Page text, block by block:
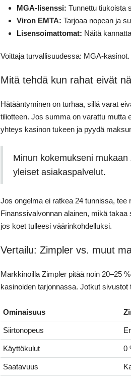
MGA-lisenssi: Tunnettu tiukoista
Viron EMTA: Tarjoaa nopean ja
Lisensoimattomat: Näitä
Voittaja turvallisuudessa: MGA-
Mitä tehdä kun rahat eivät
Hätääntyminen on turhaa, sillä varat
tiliotteen. Jos summa on varattu
yhteys kasinon tukeen ja pyydä
Minun kokemukseni
yleiset asiakaspalvelut.
Jos ongelma ei ratkea 24 tunnissa,
Finanssivalvonnan alainen, mikä
jos koet tulleesi väärinkohdelluksi.
Vertailu: Zimpler vs. muut
Markkinoilla Zimpler pitää noin 20–25
kasinoiden tarjonnassa. Jotkut
Ominaisuus
Siirtonopeus
Käyttökulut 0
Saatavuus